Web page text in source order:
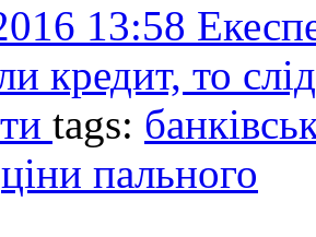
13:58
кредит, то
tags:
ціни пального